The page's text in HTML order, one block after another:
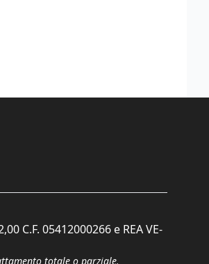
C.F. 05412000266 e REA VE-
totale o parziale.